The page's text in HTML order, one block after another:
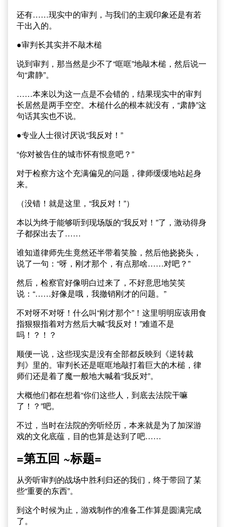
还有……现实中的审判，与我们的主观印象还是有若
干出入的。
●审判长其实并不敲木槌
说到审判，那当然是少不了“哐哐”地敲木槌，然后说一
句“肃静”。
……本来以为这一点是不会错的，结果现实中的审判
长居然是两手空空。木槌什么的根本就没有，“肃静”这
句话其实也不说。
●专业人士很讨厌说“我反对！”
“你对被告住的城市怀有恨意吧？”
对于检察方这个充满偏见的问题，律师缓缓地站起身
来。
（没错！就是这里，“我反对！”）
本以为终于能够听到现场版的“我反对！”了，激动得身
子都探出去了……
谁知道律师先生竟然还半带着笑脸，然后他挠挠头，
说了一句：“呀，刚才那个，有点那啥……对吧？”
然后，检察官好像明白过来了，不好意思地笑笑
说：“……好像是哦，我撤销刚才的问题。”
不对呀不对呀！什么叫“刚才那个”！这里明明应该用食
指狠狠指着对方然后大喊“我反对！”难道不是
吗！？！？
顺便一说，这些现实是没有全部都反映到《逆转裁
判》里的。审判长还是哐哐地敲打着巨大的木槌，律
师们还是着了魔一般地大喊着“我反对”。
大概他们都在想着“你们这些人，到底去法院干嘛
了！？”吧。
不过，当时在法院的旁听经历，本来就是为了加深游
戏的文化底蕴，目的也算是达到了吧……
=第五回 ~标题=
从旁听审判的战场中胜利归还的我们，终于带回了某
些“重要的东西”。
到这个时候为止，游戏制作的准备工作算是圆满完成
了。